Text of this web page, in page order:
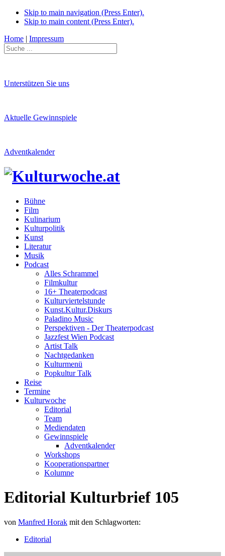
Skip to main navigation (Press Enter).
Skip to main content (Press Enter).
Home | Impressum
Unterstützen Sie uns
Aktuelle Gewinnspiele
Adventkalender
Bühne
Film
Kulinarium
Kulturpolitik
Kunst
Literatur
Musik
Podcast
Alles Schrammel
Filmkultur
16+ Theaterpodcast
Kulturviertelstunde
Kunst.Kultur.Diskurs
Paladino Music
Perspektiven - Der Theaterpodcast
Jazzfest Wien Podcast
Artist Talk
Nachtgedanken
Kulturmenü
Popkultur Talk
Reise
Termine
Kulturwoche
Editorial
Team
Mediendaten
Gewinnspiele
Adventkalender
Workshops
Kooperationspartner
Kolumne
Editorial Kulturbrief 105
von Manfred Horak mit den Schlagworten:
Editorial